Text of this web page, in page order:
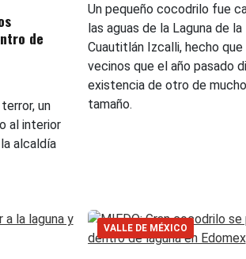
de
un
al interior
alcaldía
Un pequeño cocodrilo fue
las aguas de la Laguna de
Cuautitlán Izcalli, hecho que
vecinos que el año pasado
existencia de otro de
tamaño.
VALLE DE MÉXICO